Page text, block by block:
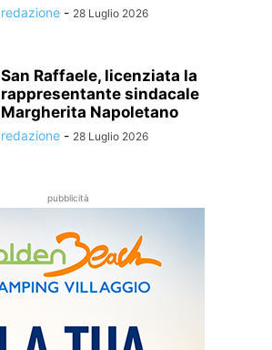
redazione - 28 Luglio 2026
San Raffaele, licenziata la
rappresentante sindacale
Margherita Napoletano
redazione - 28 Luglio 2026
pubblicità